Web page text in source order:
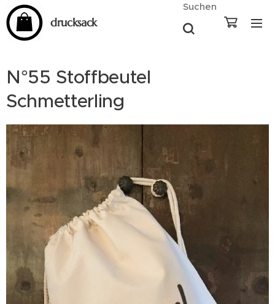
drucksack
Suchen
N°55 Stoffbeutel
Schmetterling